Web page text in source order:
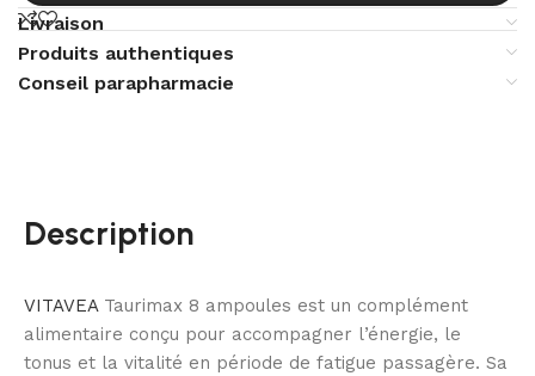
Livraison
Produits authentiques
Conseil parapharmacie
Description
VITAVEATaurimax 8 ampoules est un complément
alimentaire conçu pour accompagner l’énergie, le
tonus et la vitalité en période de fatigue passagère. Sa